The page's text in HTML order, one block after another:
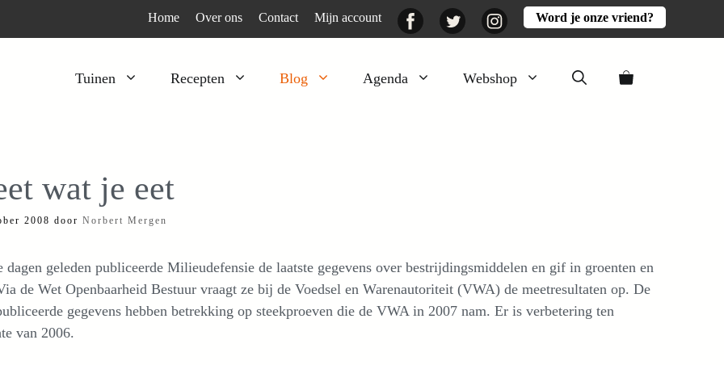
Home Over ons Contact Mijn account FacebookTwitter InstagramWord je onze vriend?
Tuinen Recepten Blog Agenda Webshop
Kruiden
Moestuin
Voedselbos Wortelgroenten
Bladgroenten
Lekker
wat je eet
2008 door Norbert Mergen
dagen geleden publiceerde Milieudefensie de laatste gegevens over bestrijdingsmiddelen en gif in groenten en
de Wet Openbaarheid Bestuur vraagt ze bij de Voedsel en Warenautoriteit (VWA) de meetresultaten op. De
gegevens hebben betrekking op steekproeven die de VWA in 2007 nam. Er is verbetering ten
van 2006.